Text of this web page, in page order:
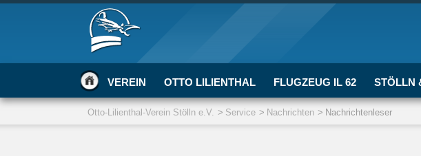
VEREIN OTTO LILIENTHAL FLUGZEUG IL 62 STÖLLN
Otto-Lilienthal-Verein Stölln e.V. Service Nachrichten Nachrichtenleser